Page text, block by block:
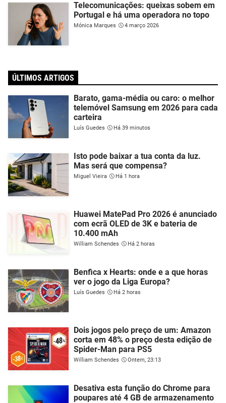
Telecomunicações: queixas sobem em
Portugal e há uma operadora no topo
Mónica Marques 4 março 2026
ÚLTIMOS ARTIGOS
Barato, gama-média ou caro: o melhor
telemóvel Samsung em 2026 para cada
carteira
Luís Guedes Há 39 minutos
Isto pode baixar a tua conta da luz.
Mas será que compensa?
Miguel Vieira Há 1 hora
Huawei MatePad Pro 2026 é anunciado
com ecrã OLED de 3K e bateria de
10.400 mAh
William Schendes Há 2 horas
Benfica x Hearts: onde e a que horas
ver o jogo da Liga Europa?
Luís Guedes Há 2 horas
Dois jogos pelo preço de um: Amazon
corta em 48% o preço desta edição de
Spider-Man para PS5
William Schendes Ontem, 23:13
Desativa esta função do Chrome para
poupares até 4 GB de armazenamento